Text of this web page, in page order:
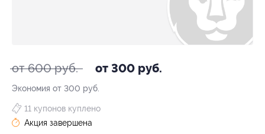
от 600 руб. от 300 руб.
Экономия от 300 руб.
11 купонов куплено
Акция завершена